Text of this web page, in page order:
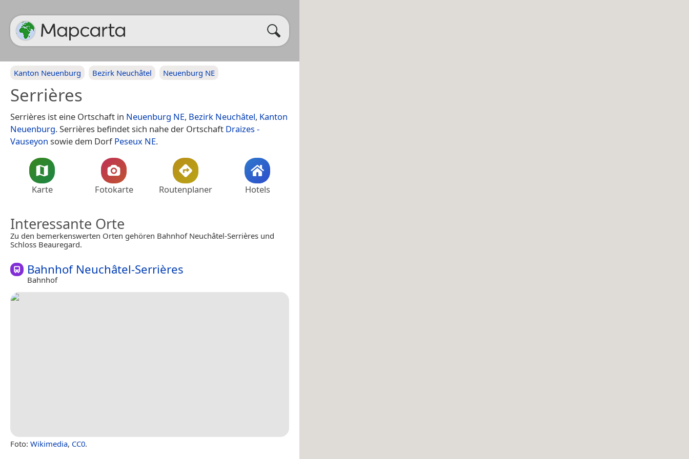
Kanton Neuenburg Bezirk Neuchâtel Neuenburg NE
Serrières
Serrières ist eine Ortschaft in Neuenburg NE, Bezirk Neuchâtel, Kanton
Neuenburg. Serrières befindet sich nahe der Ortschaft Draizes -
Vauseyon sowie dem DorfPeseux NE.
Karte Fotokarte Routenplaner Hotels
Interessante Orte
Zu den bemerkenswerten Orten gehören Bahnhof Neuchâtel-Serrières und
Schloss Beauregard.
Bahnhof Neuchâtel-Serrières
Bahnhof
Foto: Wikimedia, CC0.